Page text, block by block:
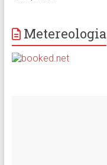
Metereologia